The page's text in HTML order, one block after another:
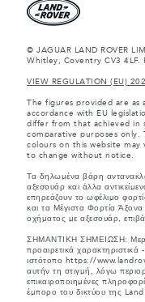
© JAGUAR LAND ROVER
Whitley, Coventry CV3 4LF.
VIEW REGULATION (EU)
The figures provided are as
accordance with EU
differ from that achieved in
comparative purposes only.
colours on this website
to change without notice.
Τα δηλωμένα βάρη
αξεσουάρ και άλλα
επηρεάζουν το ωφέλιμο
και τα Μέγιστα Φορτία
οχήματος με αξεσουάρ,
ΣΗΜΑΝΤΙΚΗ ΣΗΜΕΙΩΣΗ:
προαιρετικά
ιστότοπο https://
αυτήν τη στιγμή, λόγω
επικαιροποιημένες
έμπορο του δικτύου της